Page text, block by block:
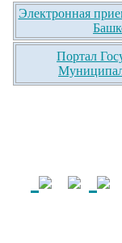
Электронная
Портал